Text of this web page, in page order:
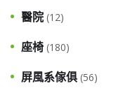
醫院 (12)
座椅 (180)
屏風系傢俱 (56)